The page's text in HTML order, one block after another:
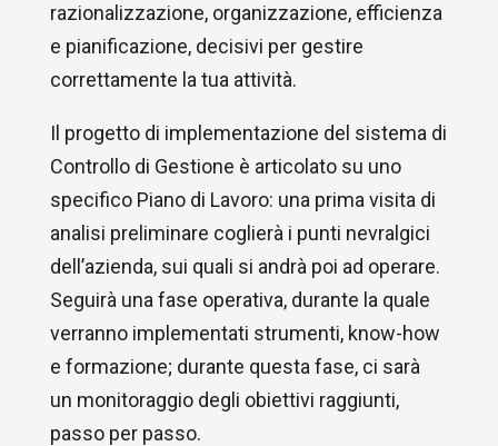
razionalizzazione, organizzazione, efficienza
e pianificazione, decisivi per gestire
correttamente la tua attività.
Il progetto di implementazione del sistema di
Controllo di Gestione è articolato su uno
specifico Piano di Lavoro: una prima visita di
analisi preliminare coglierà i punti nevralgici
dell’azienda, sui quali si andrà poi ad operare.
Seguirà una fase operativa, durante la quale
verranno implementati strumenti, know-how
e formazione; durante questa fase, ci sarà
un monitoraggio degli obiettivi raggiunti,
passo per passo.